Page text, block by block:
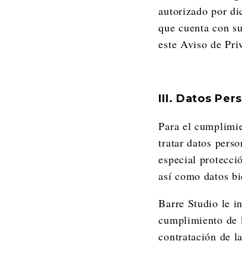
autorizado por
que cuenta con
este Aviso de
III. Datos
Para el
tratar datos
especial
así como datos
Barre Studio le
cumplimiento de
contratación de